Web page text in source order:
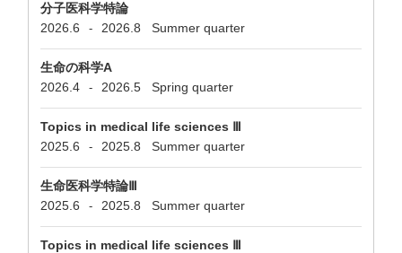
分子医科学特論
2026.6
- 2026.8 Summer quarter
生命の科学A
2026.4
- 2026.5 Spring quarter
Topics in medical life sciences Ⅲ
2025.6
- 2025.8 Summer quarter
生命医科学特論Ⅲ
2025.6
- 2025.8 Summer quarter
Topics in medical life sciences Ⅲ